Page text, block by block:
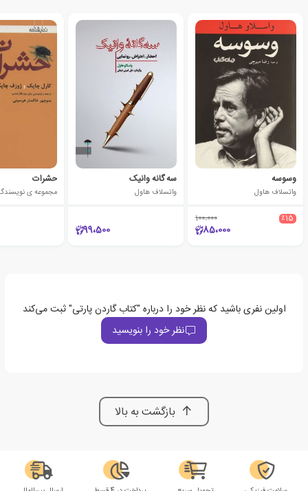
وسوسه
واتسلاف هاول
٪15 100،000
85،000
سه گانه وانیک
واتسلاف هاول
99،500
حشرات
مجموعه ی
اولین نفری باشید که نظر خود را درباره "کتاب گاردن پارتی" ثبت می‌کند
نظر خود را بنویسید
بازگشت به بالا